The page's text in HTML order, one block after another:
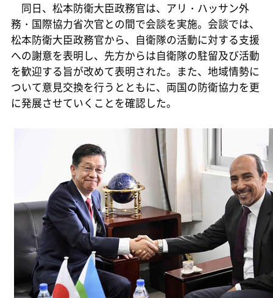
同日、松本防衛大臣政務官は、アリ・ハッサン外
務・国際協力省次官との間で会談を実施。会談では、
松本防衛大臣政務官から、自衛隊の活動に対する支援
への謝意を表明し、先方からは自衛隊の駐留及び活動
を歓迎する旨が改めて表明された。また、地域情勢に
ついて意見交換を行うとともに、両国の防衛協力を更
に発展させていくことを確認した。